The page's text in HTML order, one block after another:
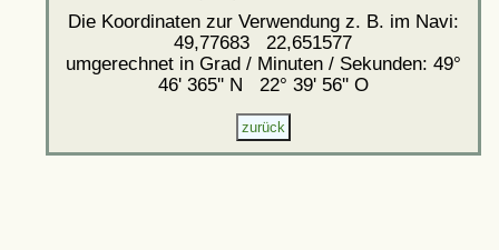
Die Koordinaten zur Verwendung z. B. im Navi:
49,77683 22,651577
umgerechnet in Grad / Minuten / Sekunden: 49°
46' 365'' N 22° 39' 56'' O